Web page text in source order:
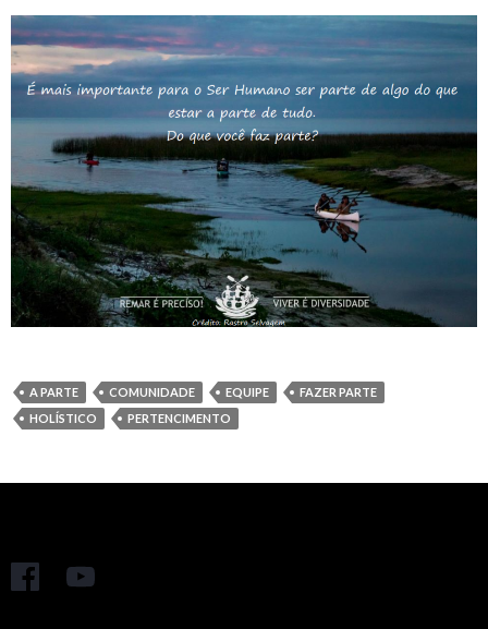
A PARTE COMUNIDADE EQUIPE
FAZER PARTE
HOLÍSTICO
PERTENCIMENTO